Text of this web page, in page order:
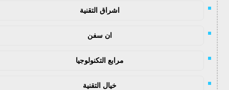
اشراق التقنية
ان سفن
مرابع التكنولوجيا
خيال التقنية